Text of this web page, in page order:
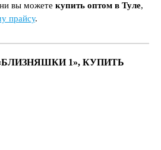
вы можете купить оптом в Туле,
прайсу.
1», КУПИТЬ